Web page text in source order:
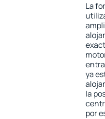
La
ya
la
por